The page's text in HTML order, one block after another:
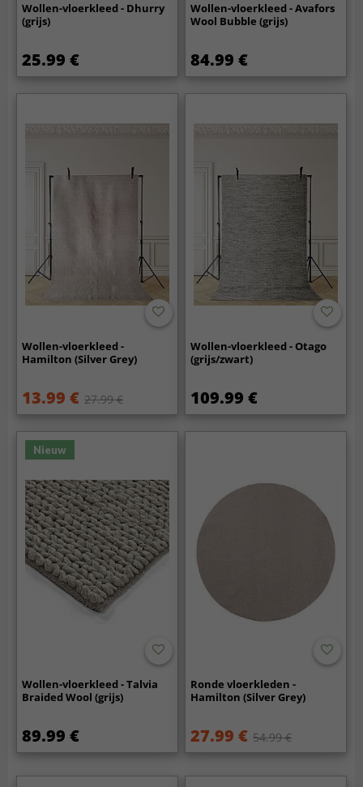
Wollen-vloerkleed - Dhurry
(grijs)
25.99 €
Wollen-vloerkleed - Avafors
Wool Bubble (grijs)
84.99 €
Wollen-vloerkleed -
Hamilton (Silver Grey)
13.99 € 27.99 €
Wollen-vloerkleed - Otago
(grijs/zwart)
109.99 €
Nieuw
Wollen-vloerkleed - Talvia
Braided Wool (grijs)
89.99 €
Ronde vloerkleden -
Hamilton (Silver Grey)
27.99 € 54.99 €